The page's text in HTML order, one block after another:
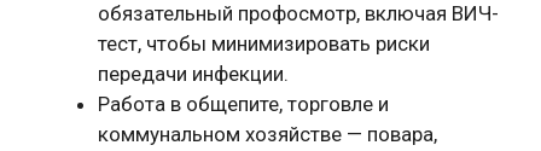
обязательный профосмотр, включая ВИЧ-
тест, чтобы минимизировать риски
передачи инфекции.
Работа в общепите, торговле и
коммунальном хозяйстве — повара,